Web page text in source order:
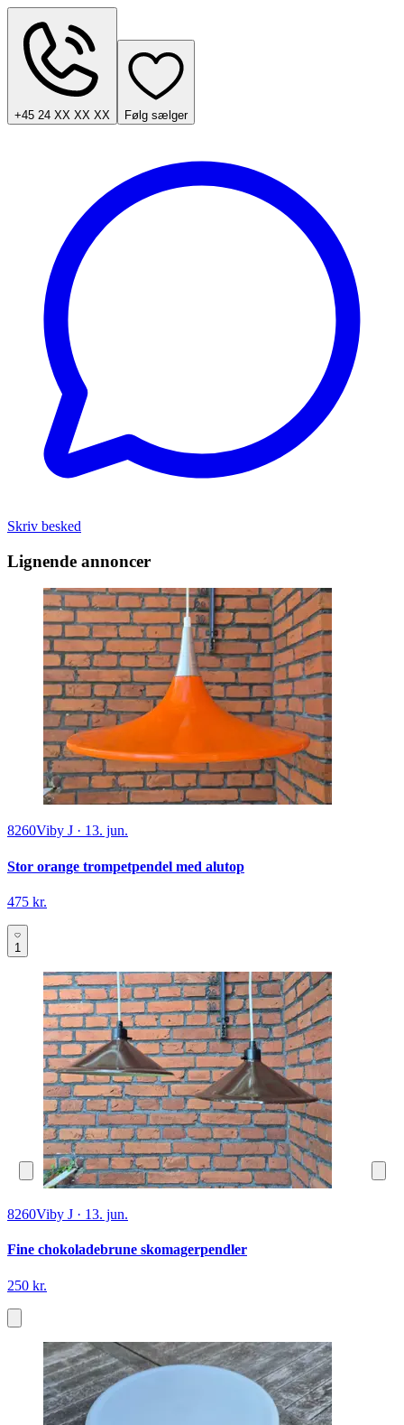
+45 24 XX XX XX Følg sælger
Skriv besked
Lignende annoncer
8260Viby J · 13. jun.
Stor orange trompetpendel med alutop
475 kr.
1
8260Viby J · 13. jun.
Fine chokoladebrune skomagerpendler
250 kr.